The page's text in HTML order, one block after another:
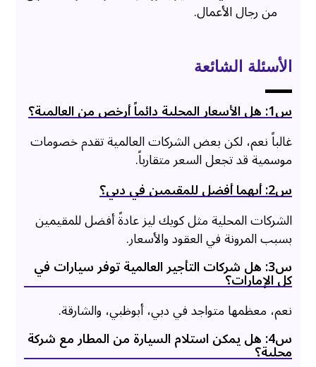
من رجال الأعمال.
الأسئلة الشائعة
س1: هل الأسعار المحلية دائماً أرخص من العالمية؟
غالباً نعم، لكن بعض الشركات العالمية تقدم خصومات
موسمية قد تجعل السعر متقارباً.
س2: أيهما أفضل للمقيمين في دبي؟
الشركات المحلية مثل كويك ليز عادةً أفضل للمقيمين
بسبب المرونة في العقود والأسعار.
س3: هل شركات التأجير العالمية توفر سيارات في
كل الإمارات؟
نعم، معظمها متواجد في دبي، أبوظبي، والشارقة.
س4: هل يمكن استلام السيارة من المطار مع شركة
محلية؟